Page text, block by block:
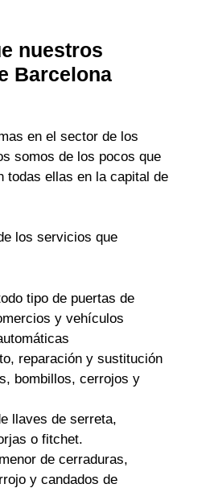
nuestros
Barcelona
en el sector de los
somos de los pocos que
todas ellas en la capital de
los servicios que
tipo de puertas de
y vehículos
reparación y sustitución
bombillos, cerrojos y
llaves de serreta,
o fitchet.
de cerraduras,
y candados de